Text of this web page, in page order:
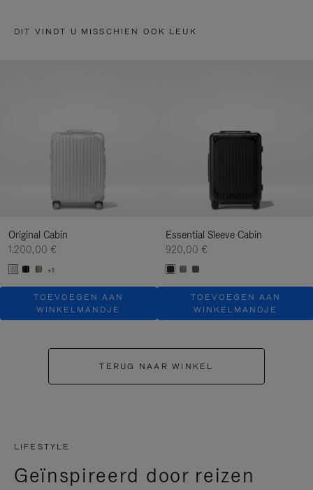
DIT VINDT U MISSCHIEN OOK LEUK
Original Cabin
1.200,00 €
+1
TOEVOEGEN AAN
WINKELMANDJE
Essential Sleeve Cabin
920,00 €
TOEVOEGEN AAN
WINKELMANDJE
TERUG NAAR WINKEL
LIFESTYLE
Geïnspireerd door reizen